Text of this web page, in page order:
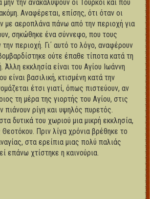
μην την ανακαλύψουν οι Τούρκοι και που
Αναφέρεται, επίσης, ότι όταν οι
με αεροπλάνα πάνω από την περιοχή για
σηκώθηκε ένα σύννεφο, που τους
περιοχή. Γι΄ αυτό το λόγο, αναφέρουν
ούτε έπαθε τίποτα κατά τη
Άλλη εκκλησία είναι του Αγίου Ιωάννη
είναι βασιλική, κτισμένη κατά την
έτσι γιατί, όπως πιστεύουν, αν
τη μέρα της γιορτής του Αγίου, στις
πιάνουν ρίγη και υψηλός πυρετός.
δυτικά του χωριού μια μικρή εκκλησία,
Πριν λίγα χρόνια βρέθηκε το
στα ερείπια μιας πολύ παλιάς
επάνω χτίστηκε η καινούρια.